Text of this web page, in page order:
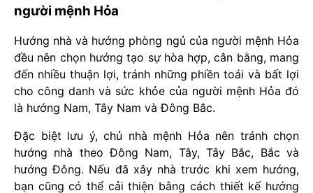
người mệnh Hỏa
Hướng nhà và hướng phòng ngủ của người mệnh Hỏa
đều nên chọn hướng tạo sự hòa hợp, cân bằng, mang
đến nhiều thuận lợi, tránh những phiền toái và bất lợi
cho công danh và sức khỏe của người mệnh Hỏa đó
là hướng Nam, Tây Nam và Đông Bắc.
Đặc biệt lưu ý, chủ nhà mệnh Hỏa nên tránh chọn
hướng nhà theo Đông Nam, Tây, Tây Bắc, Bắc và
hướng Đông. Nếu đã xây nhà trước khi xem hướng,
bạn cũng có thể cải thiện bằng cách thiết kế hướng